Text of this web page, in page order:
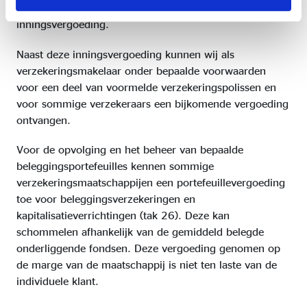
polis in functie van de complexiteit van het dossier de
inningsvergoeding.
Naast deze inningsvergoeding kunnen wij als
verzekeringsmakelaar onder bepaalde voorwaarden
voor een deel van voormelde verzekeringspolissen en
voor sommige verzekeraars een bijkomende vergoeding
ontvangen.
Voor de opvolging en het beheer van bepaalde
beleggingsportefeuilles kennen sommige
verzekeringsmaatschappijen een portefeuillevergoeding
toe voor beleggingsverzekeringen en
kapitalisatieverrichtingen (tak 26). Deze kan
schommelen afhankelijk van de gemiddeld belegde
onderliggende fondsen. Deze vergoeding genomen op
de marge van de maatschappij is niet ten laste van de
individuele klant.